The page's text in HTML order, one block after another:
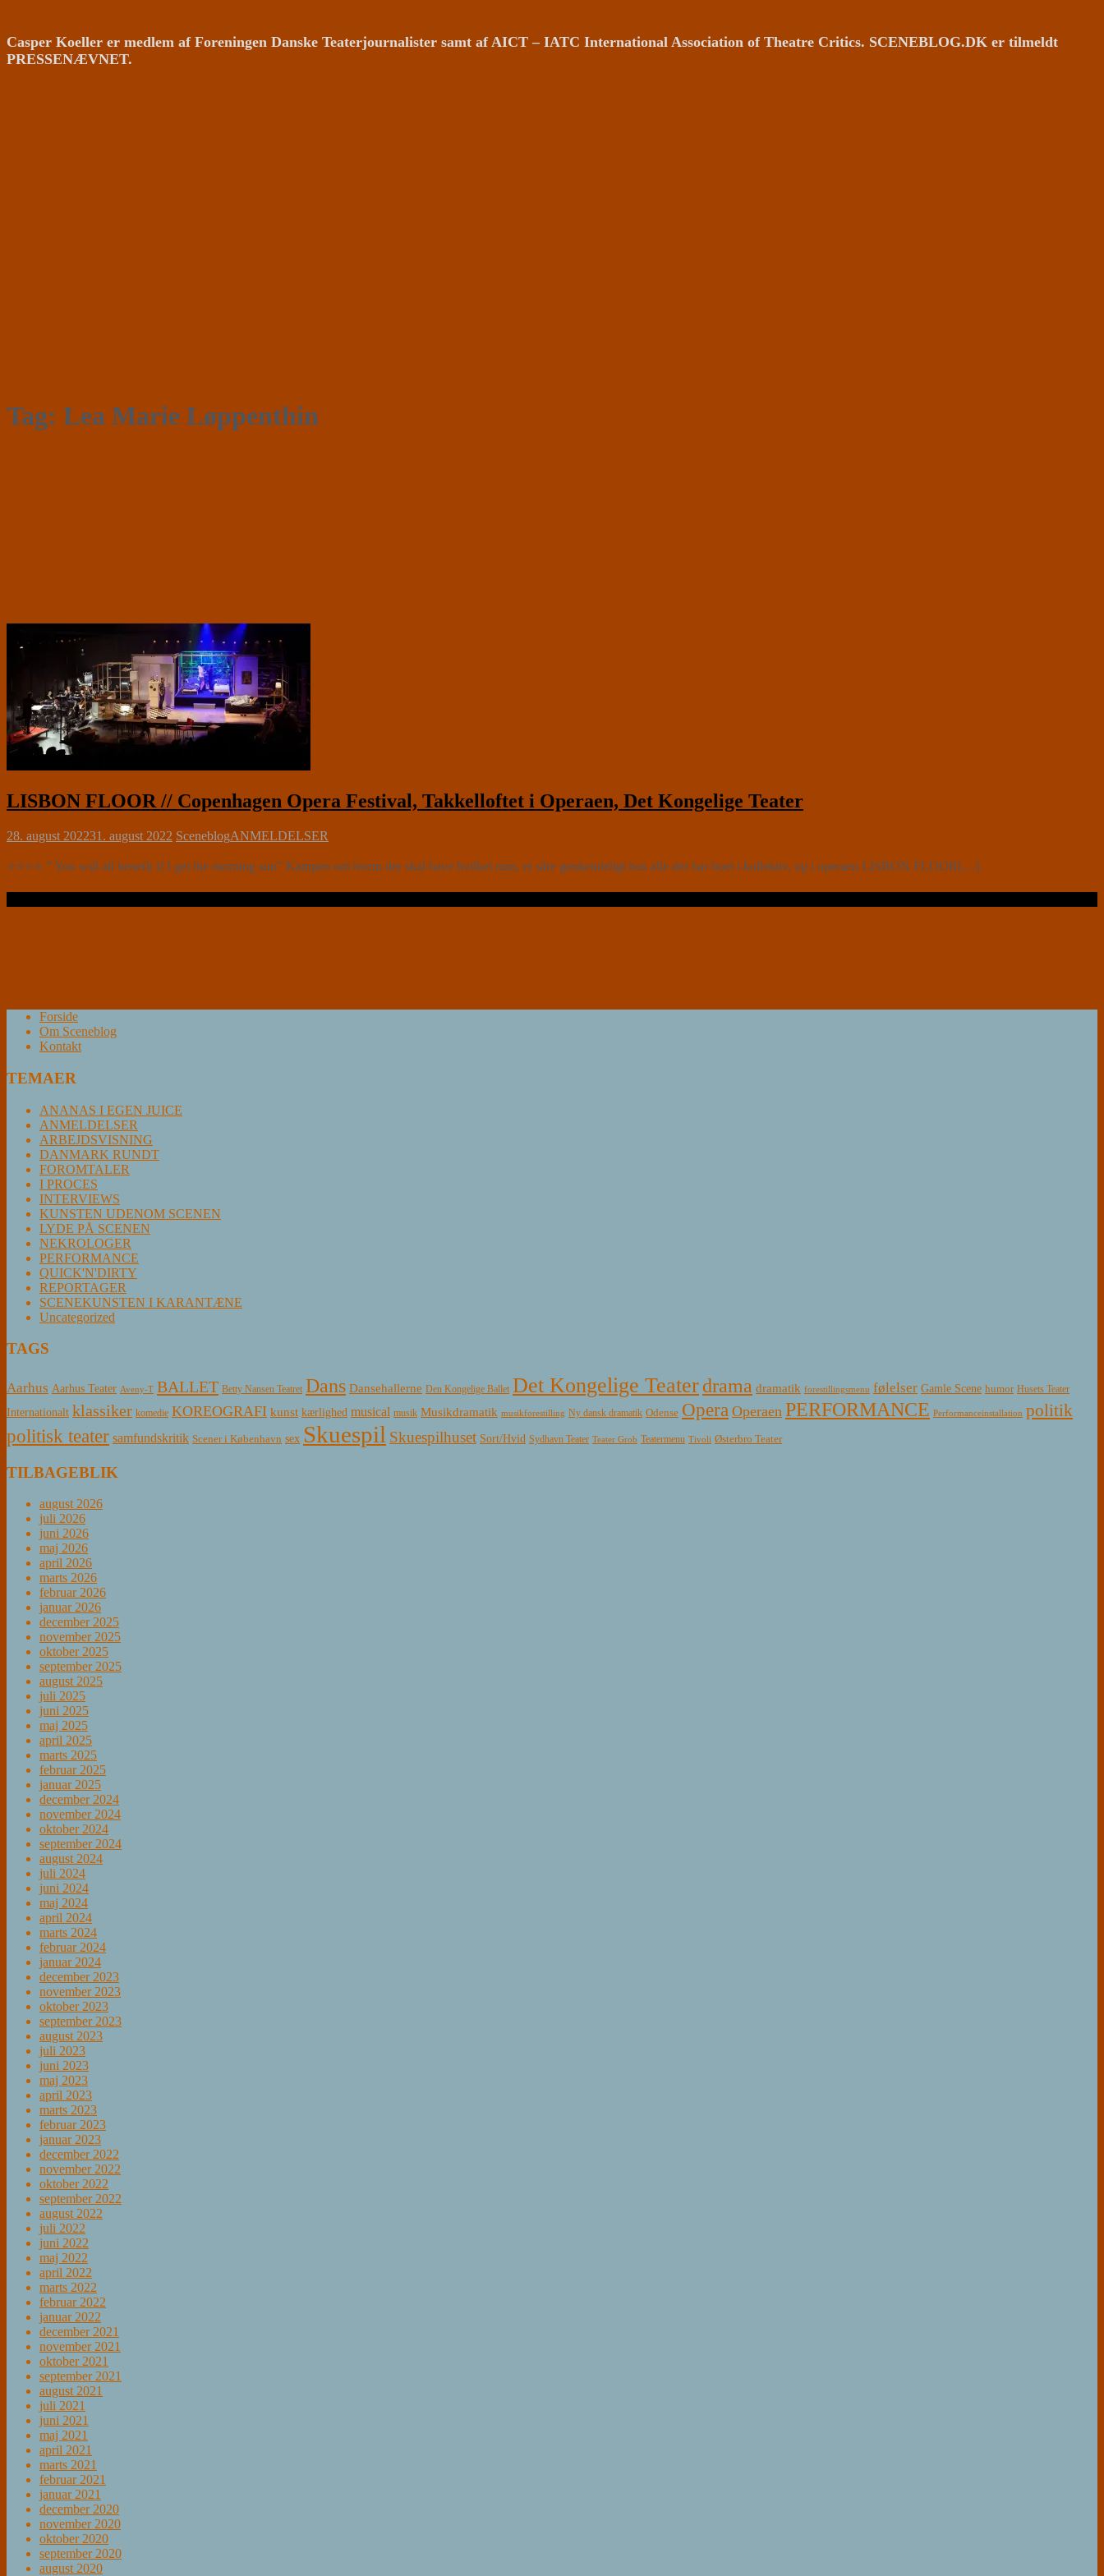
Casper Koeller er medlem af Foreningen Danske Teaterjournalister samt af AICT – IATC International Association of Theatre Critics. SCENEBLOG.DK er tilmeldt
PRESSENÆVNET.
Tag: Lea Marie Løppenthin
LISBON FLOOR // Copenhagen Opera Festival, Takkelloftet i Operaen, Det Kongelige Teater
28. august 202231. august 2022 SceneblogANMELDELSER
⭐⭐⭐⭐ ” You will all benefit if I get the morning sun” Kampen om hvem der skal have hvilket rum, er såre genkendeligt hos alle der har boet i kollektiv, og i operaen LISBON FLOOR[…]
Forside
Om Sceneblog
Kontakt
TEMAER
ANANAS I EGEN JUICE
ANMELDELSER
ARBEJDSVISNING
DANMARK RUNDT
FOROMTALER
I PROCES
INTERVIEWS
KUNSTEN UDENOM SCENEN
LYDE PÅ SCENEN
NEKROLOGER
PERFORMANCE
QUICK'N'DIRTY
REPORTAGER
SCENEKUNSTEN I KARANTÆNE
Uncategorized
TAGS
Aarhus Aarhus Teater Aveny-T BALLET Betty Nansen Teatret Dans Dansehallerne Den Kongelige Ballet Det Kongelige Teaterdrama dramatik forestillingsmenu følelser Gamle Scene humor Husets Teater
Internationalt klassiker komedie KOREOGRAFI kunst kærlighed musical musik Musikdramatik musikforestilling Ny dansk dramatik Odense Opera Operaen PERFORMANCE Performanceinstallation politik
politisk teater samfundskritik Scener i København sex Skuespil Skuespilhuset Sort/Hvid Sydhavn Teater Teater Grob Teatermenu Tivoli Østerbro Teater
TILBAGEBLIK
august 2026
juli 2026
juni 2026
maj 2026
april 2026
marts 2026
februar 2026
januar 2026
december 2025
november 2025
oktober 2025
september 2025
august 2025
juli 2025
juni 2025
maj 2025
april 2025
marts 2025
februar 2025
januar 2025
december 2024
november 2024
oktober 2024
september 2024
august 2024
juli 2024
juni 2024
maj 2024
april 2024
marts 2024
februar 2024
januar 2024
december 2023
november 2023
oktober 2023
september 2023
august 2023
juli 2023
juni 2023
maj 2023
april 2023
marts 2023
februar 2023
januar 2023
december 2022
november 2022
oktober 2022
september 2022
august 2022
juli 2022
juni 2022
maj 2022
april 2022
marts 2022
februar 2022
januar 2022
december 2021
november 2021
oktober 2021
september 2021
august 2021
juli 2021
juni 2021
maj 2021
april 2021
marts 2021
februar 2021
januar 2021
december 2020
november 2020
oktober 2020
september 2020
august 2020